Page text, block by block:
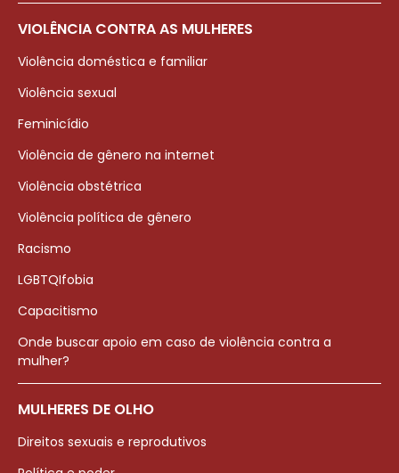
VIOLÊNCIA CONTRA AS MULHERES
Violência doméstica e familiar
Violência sexual
Feminicídio
Violência de gênero na internet
Violência obstétrica
Violência política de gênero
Racismo
LGBTQIfobia
Capacitismo
Onde buscar apoio em caso de violência contra a
mulher?
MULHERES DE OLHO
Direitos sexuais e reprodutivos